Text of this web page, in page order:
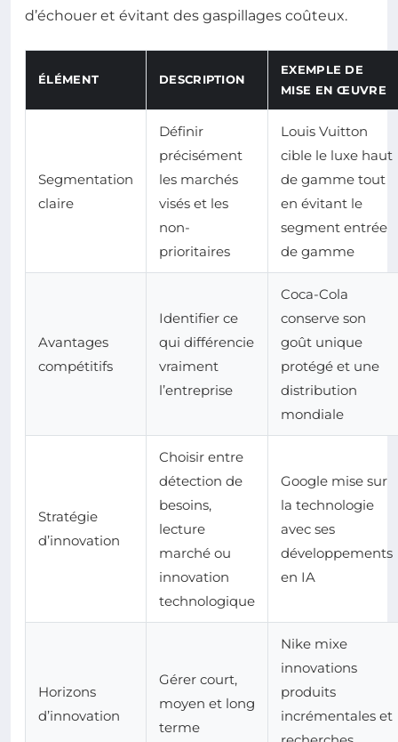
d’échouer et évitant des gaspillages coûteux.
ÉLÉMENT DESCRIPTION
EXEMPLE DE
MISE EN ŒUVRE
Segmentation
claire
Définir
précisément
les marchés
visés et les
non-
prioritaires
Louis Vuitton
cible le luxe haut
de gamme tout
en évitant le
segment entrée
de gamme
Avantages
compétitifs
Identifier ce
qui différencie
vraiment
l’entreprise
Coca-Cola
conserve son
goût unique
protégé et une
distribution
mondiale
Stratégie
d’innovation
Choisir entre
détection de
besoins,
lecture
marché ou
innovation
technologique
Google mise sur
la technologie
avec ses
développements
en IA
Horizons
d’innovation
Gérer court,
moyen et long
terme
Nike mixe
innovations
produits
incrémentales et